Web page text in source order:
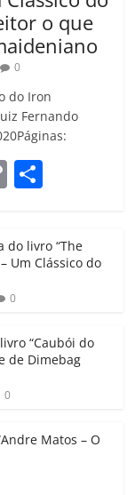
o que
0
do Iron
Fernando
C
p
y
Li
k
m
p
h
ar
do livro “The
Um Clássico do
0
“Caubói do
de Dimebag
0
Matos – O